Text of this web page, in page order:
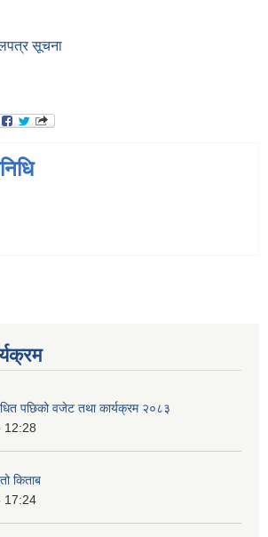
सूचना
पछिको वजेट तथा कार्यक्रम २०८३
12:28
किताब
17:24